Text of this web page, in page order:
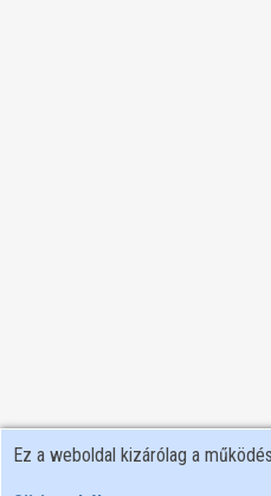
Ez a weboldal kizárólag a